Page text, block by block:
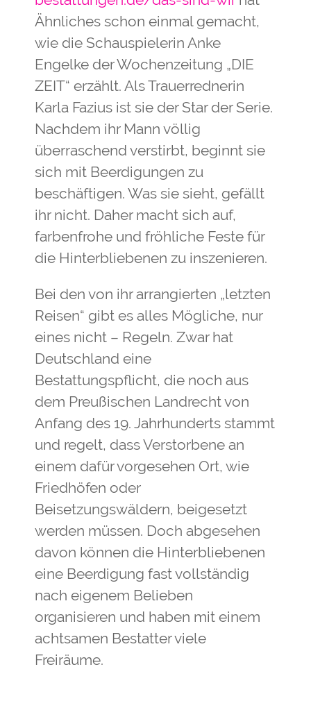
Ähnliches schon einmal gemacht,
wie die Schauspielerin Anke
Engelke der Wochenzeitung „DIE
ZEIT“ erzählt. Als Trauerrednerin
Karla Fazius ist sie der Star der Serie.
Nachdem ihr Mann völlig
überraschend verstirbt, beginnt sie
sich mit Beerdigungen zu
beschäftigen. Was sie sieht, gefällt
ihr nicht. Daher macht sich auf,
farbenfrohe und fröhliche Feste für
die Hinterbliebenen zu inszenieren.
Bei den von ihr arrangierten „letzten
Reisen“ gibt es alles Mögliche, nur
eines nicht – Regeln. Zwar hat
Deutschland eine
Bestattungspflicht, die noch aus
dem Preußischen Landrecht von
Anfang des 19. Jahrhunderts stammt
und regelt, dass Verstorbene an
einem dafür vorgesehen Ort, wie
Friedhöfen oder
Beisetzungswäldern, beigesetzt
werden müssen. Doch abgesehen
davon können die Hinterbliebenen
eine Beerdigung fast vollständig
nach eigenem Belieben
organisieren und haben mit einem
achtsamen Bestatter viele
Freiräume.